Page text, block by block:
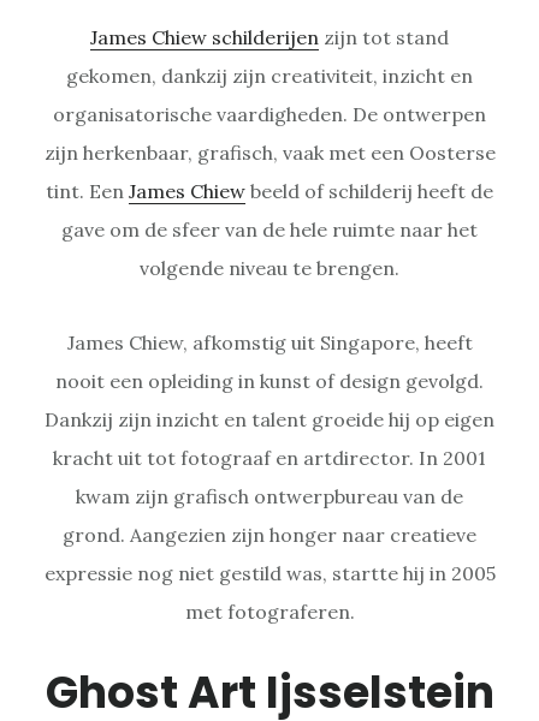
James Chiew schilderijen zijn tot stand
gekomen, dankzij zijn creativiteit, inzicht en
organisatorische vaardigheden. De ontwerpen
zijn herkenbaar, grafisch, vaak met een Oosterse
tint. Een James Chiew beeld of schilderij heeft de
gave om de sfeer van de hele ruimte naar het
volgende niveau te brengen.
James Chiew, afkomstig uit Singapore, heeft
nooit een opleiding in kunst of design gevolgd.
Dankzij zijn inzicht en talent groeide hij op eigen
kracht uit tot fotograaf en artdirector. In 2001
kwam zijn grafisch ontwerpbureau van de
grond. Aangezien zijn honger naar creatieve
expressie nog niet gestild was, startte hij in 2005
met fotograferen.
Ghost Art Ijsselstein